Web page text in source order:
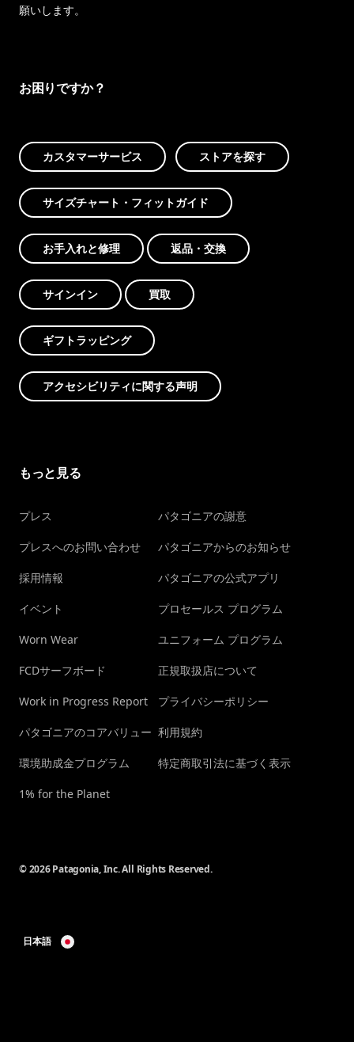
願いします。
お困りですか？
カスタマーサービス ストアを探す
サイズチャート・フィットガイド
お手入れと修理 返品・交換
サインイン 買取
ギフトラッピング
アクセシビリティに関する声明
もっと見る
プレス
プレスへのお問い合わせ
採用情報
イベント
Worn Wear
FCDサーフボード
Work in Progress Report
パタゴニアのコアバリュー
環境助成金プログラム
1% for the Planet
パタゴニアの謝意
パタゴニアからのお知らせ
パタゴニアの公式アプリ
プロセールス プログラム
ユニフォーム プログラム
正規取扱店について
プライバシーポリシー
利用規約
特定商取引法に基づく表示
© 2026 Patagonia, Inc. All Rights Reserved.
日本語